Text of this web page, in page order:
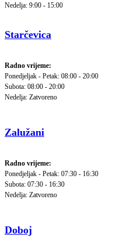
Nedelja: 9:00 - 15:00
Starčevica
Radno vrijeme:
Ponedjeljak - Petak: 08:00 - 20:00
Subota: 08:00 - 20:00
Nedelja: Zatvoreno
Zalužani
Radno vrijeme:
Ponedjeljak - Petak: 07:30 - 16:30
Subota: 07:30 - 16:30
Nedelja: Zatvoreno
Doboj